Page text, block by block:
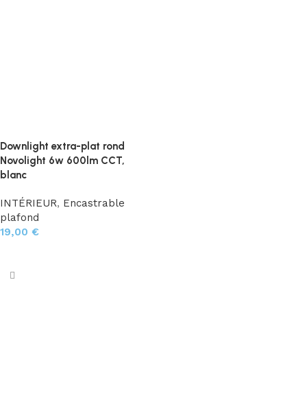
Downlight extra-plat rond
Novolight 6w 600lm CCT,
blanc
INTÉRIEUR, Encastrable
plafond
19,00 €